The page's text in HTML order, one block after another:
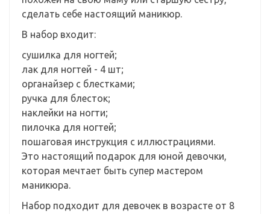
сделать себе настоящий маникюр.
В набор входит:
сушилка для ногтей;
лак для ногтей - 4 шт;
органайзер с блестками;
ручка для блесток;
наклейки на ногти;
пилочка для ногтей;
пошаговая инструкция с иллюстрациями.
Это настоящий подарок для юной девочки,
которая мечтает быть супер мастером
маникюра.
Набор подходит для девочек в возрасте от 8